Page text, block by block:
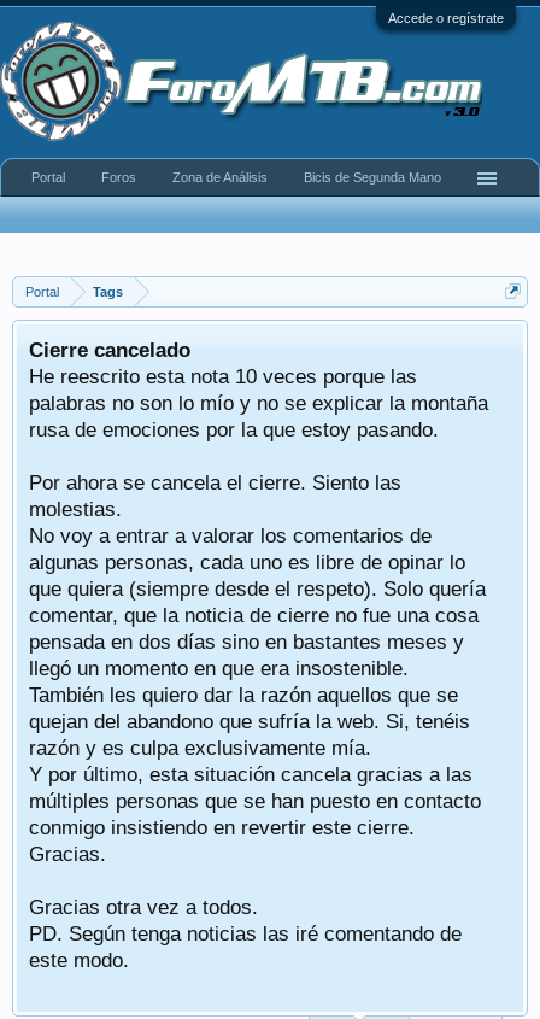
Accede o regístrate
Portal Tags
Cierre cancelado
He reescrito esta nota 10 veces porque las
palabras no son lo mío y no se explicar la montaña
rusa de emociones por la que estoy pasando.
Por ahora se cancela el cierre. Siento las
molestias.
No voy a entrar a valorar los comentarios de
algunas personas, cada uno es libre de opinar lo
que quiera (siempre desde el respeto). Solo quería
comentar, que la noticia de cierre no fue una cosa
pensada en dos días sino en bastantes meses y
llegó un momento en que era insostenible.
También les quiero dar la razón aquellos que se
quejan del abandono que sufría la web. Si, tenéis
razón y es culpa exclusivamente mía.
Y por último, esta situación cancela gracias a las
múltiples personas que se han puesto en contacto
conmigo insistiendo en revertir este cierre.
Gracias.
Gracias otra vez a todos.
PD. Según tenga noticias las iré comentando de
este modo.
Portal Foros Zona de Análisis Bicis de Segunda Mano